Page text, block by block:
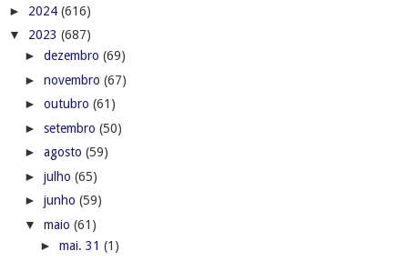
► 2024 (616)
▼ 2023 (687)
► dezembro (69)
► novembro (67)
► outubro (61)
► setembro (50)
► agosto (59)
► julho (65)
► junho (59)
▼ maio (61)
► mai. 31 (1)